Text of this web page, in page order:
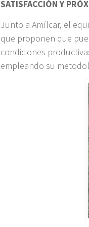
SATISFACCIÓN Y
Junto a Amílcar, el
que proponen que
condiciones
empleando su